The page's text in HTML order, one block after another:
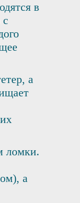
в
а
ломки.
а